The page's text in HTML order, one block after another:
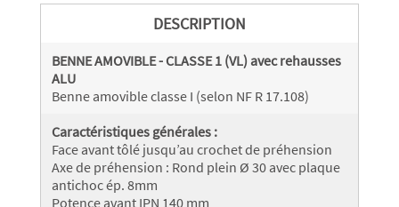
DESCRIPTION
BENNE AMOVIBLE - CLASSE 1 (VL) avec rehausses
ALU
Benne amovible classe I (selon NF R 17.108)
Caractéristiques générales :
Face avant tôlé jusqu’au crochet de préhension
Axe de préhension : Rond plein Ø 30 avec plaque
antichoc ép. 8mm
Potence avant IPN 140 mm